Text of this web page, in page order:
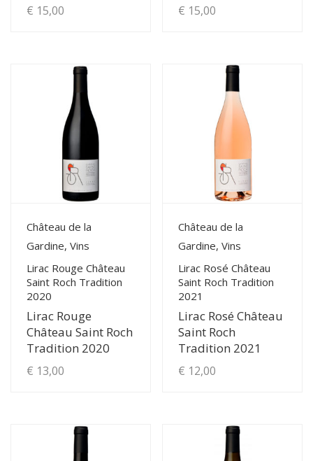
€ 15,00 € 15,00
View Details
Château de la
Gardine, Vins
Lirac Rouge Château
Saint Roch Tradition
2020
Lirac Rouge
Château Saint Roch
Tradition 2020
€ 13,00
View Details
Château de la
Gardine, Vins
Lirac Rosé Château
Saint Roch Tradition
2021
Lirac Rosé Château
Saint Roch
Tradition 2021
€ 12,00